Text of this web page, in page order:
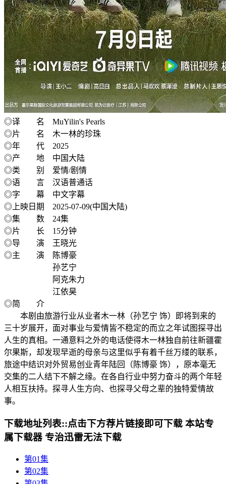
◎译 名 MuYilin's Pearls
◎片 名 木一林的珍珠
◎年 代 2025
◎产 地 中国大陆
◎类 别 爱情/剧情
◎语 言 汉语普通话
◎字 幕 中文字幕
◎上映日期 2025-07-09(中国大陆)
◎集 数 24集
◎片 长 15分钟
◎导 演 王晓光
◎主 演 陈博豪
孙艺宁
阿克朱力
江依昊
◎简 介
本剧由旅游行业从业者木一林（孙艺宁 饰）即将到来的
三十岁展开，面对事业与爱情皆不稳定的而立之年试图探寻出
人生的真相。一通意料之外的电话使得木一林独自前往新疆霍
尔果斯，却发现早逝的母亲与这里似乎有着千丝万缕的联系，
旅途中结识对外贸易创业青年陆回（陈博豪 饰），原本毫无
交集的二人结下不解之缘。在各自行业中努力奋斗的两个年轻
人相互扶持。探寻人生方向、也探寻父母之辈的独特爱情故
事。
下载地址列表::点击下方荐片链接即可下载 本站专
属下载器 专治迅雷无法下载
第01集
第02集